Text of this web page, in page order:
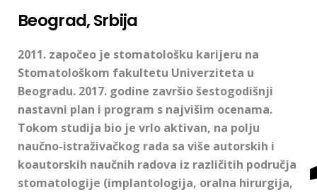
Beograd, Srbija
2011. započeo je stomatološku karijeru na
Stomatološkom fakultetu Univerziteta u
Beogradu. 2017. godine završio šestogodišnji
nastavni plan i program s najvišim ocenama.
Tokom studija bio je vrlo aktivan, na polju
naučno-istraživačkog rada sa više autorskih i
koautorskih naučnih radova iz različitih područja
stomatologije (implantologija, oralna hirurgija,